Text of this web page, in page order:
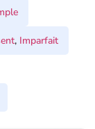
, Imparfait